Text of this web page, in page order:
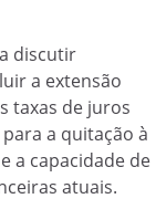
discutir
a extensão
taxas de juros
a quitação à
a capacidade de
atuais.